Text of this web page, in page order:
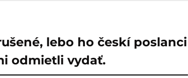
lebo ho českí poslanci
odmietli vydať.